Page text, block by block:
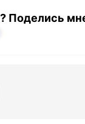
Поделись